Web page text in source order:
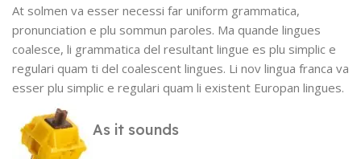
At solmen va esser necessi far uniform grammatica,
pronunciation e plu sommun paroles. Ma quande lingues
coalesce, li grammatica del resultant lingue es plu simplic e
regulari quam ti del coalescent lingues. Li nov lingua franca va
esser plu simplic e regulari quam li existent Europan lingues.
As it sounds